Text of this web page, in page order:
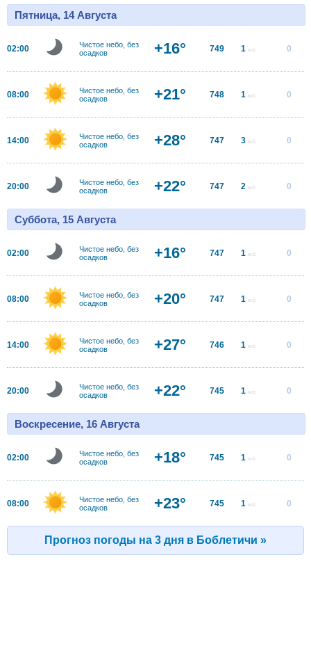
Пятница, 14 Августа
02:00
Чистое небо, без
осадков
+16° 749 1 м/с 0
08:00
Чистое небо, без
осадков
+21° 748 1 м/с 0
14:00
Чистое небо, без
осадков
+28° 747 3 м/с 0
20:00
Чистое небо, без
осадков
+22° 747 2 м/с 0
Суббота, 15 Августа
02:00
Чистое небо, без
осадков
+16° 747 1 м/с 0
08:00
Чистое небо, без
осадков
+20° 747 1 м/с 0
14:00
Чистое небо, без
осадков
+27° 746 1 м/с 0
20:00
Чистое небо, без
осадков
+22° 745 1 м/с 0
Воскресение, 16 Августа
02:00
Чистое небо, без
осадков
+18° 745 1 м/с 0
08:00
Чистое небо, без
осадков
+23° 745 1 м/с 0
Прогноз погоды на 3 дня в Боблетичи »